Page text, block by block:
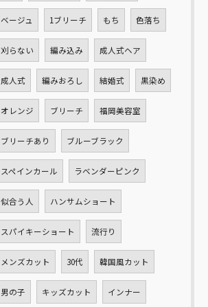
ベージュ 1ブリーチ もち 色落ち
刈らない 編み込み 成人式ヘア
成人式 編みおろし 結婚式 黒染め
オレンジ ブリーチ 福岡美容室
ブリーチあり ブルーブラック
スペインカール ラベンダーピンク
似合う人 ハンサムショート
スパイキーショート 流行り
メンズカット 30代 韓国風カット
男の子 キッズカット インナー